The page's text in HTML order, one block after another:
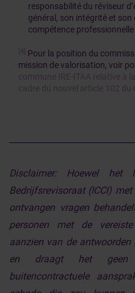
responsabilité du réviseur
général, son intégrité et
compétence
[4] Pour la position du
mission de valorisation, voir
commune IRE-ITAA relative à
cadre du nouvel article 102 du
Disclaimer: Hoewel het
Bedrijfsrevisoraat (ICCI)
ontvangen vragen
personen met de
aanzien van de antwoorden
en draagt het geen
buitencontractuele